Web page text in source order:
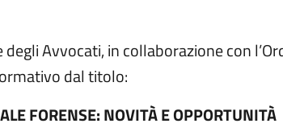
degli Avvocati, in collaborazione con
dal titolo:
FORENSE: NOVITÀ E OPPORTUNITÀ